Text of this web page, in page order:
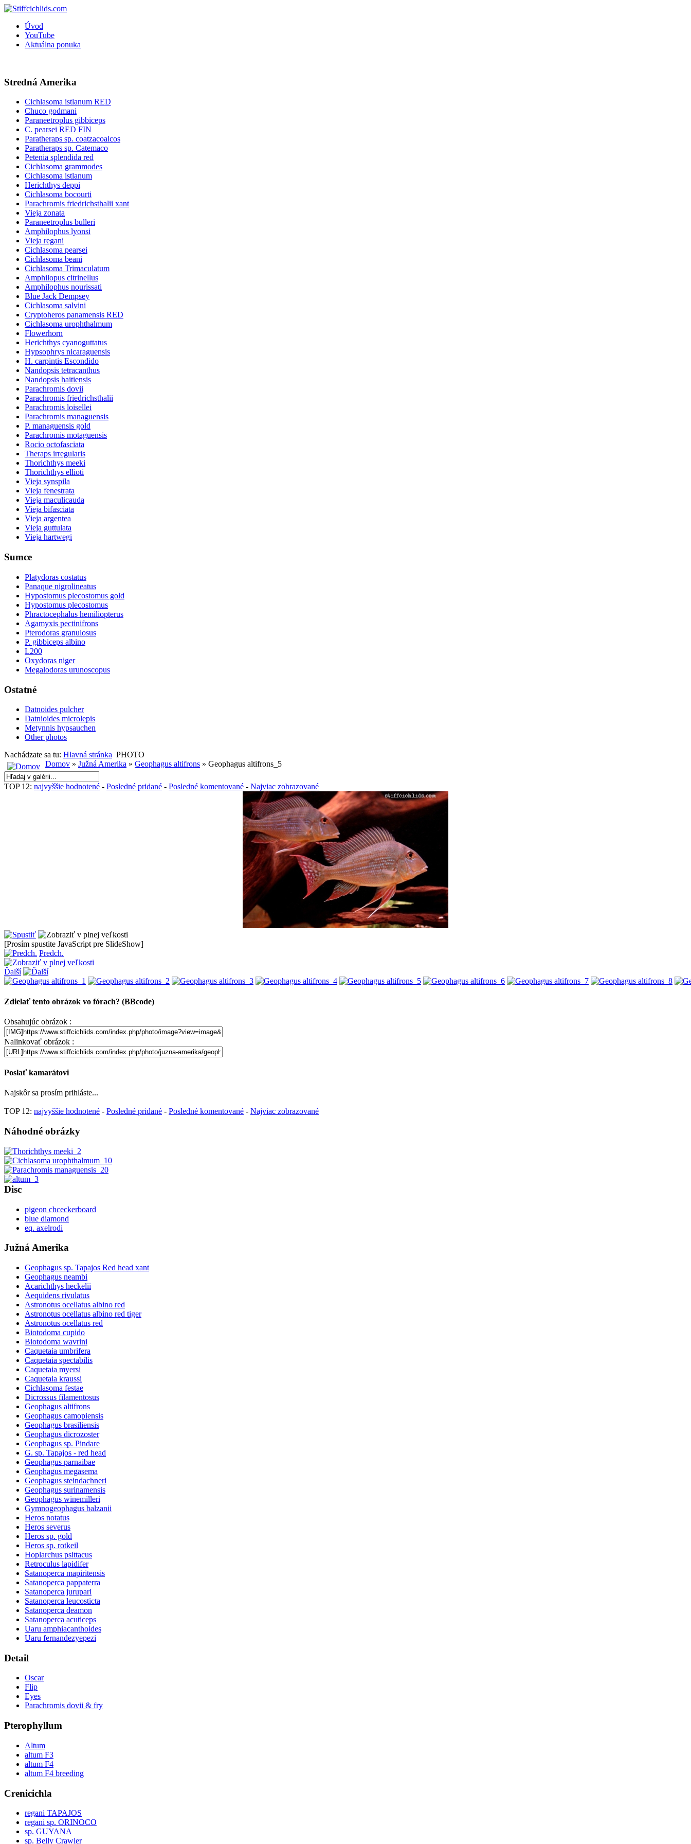
Úvod
YouTube
Aktuálna ponuka
Stredná Amerika
Cichlasoma istlanum RED
Chuco godmani
Paraneetroplus gibbiceps
C. pearsei RED FIN
Paratheraps sp. coatzacoalcos
Paratheraps sp. Catemaco
Petenia splendida red
Cichlasoma grammodes
Cichlasoma istlanum
Herichthys deppi
Cichlasoma bocourti
Parachromis friedrichsthalii xant
Vieja zonata
Paraneetroplus bulleri
Amphilophus lyonsi
Vieja regani
Cichlasoma pearsei
Cichlasoma beani
Cichlasoma Trimaculatum
Amphilopus citrinellus
Amphilophus nourissati
Blue Jack Dempsey
Cichlasoma salvini
Cryptoheros panamensis RED
Cichlasoma urophthalmum
Flowerhorn
Herichthys cyanoguttatus
Hypsophrys nicaraguensis
H. carpintis Escondido
Nandopsis tetracanthus
Nandopsis haitiensis
Parachromis dovii
Parachromis friedrichsthalii
Parachromis loisellei
Parachromis managuensis
P. managuensis gold
Parachromis motaguensis
Rocio octofasciata
Theraps irregularis
Thorichthys meeki
Thorichthys ellioti
Vieja synspila
Vieja fenestrata
Vieja maculicauda
Vieja bifasciata
Vieja argentea
Vieja guttulata
Vieja hartwegi
Sumce
Platydoras costatus
Panaque nigrolineatus
Hypostomus plecostomus gold
Hypostomus plecostomus
Phractocephalus hemiliopterus
Agamyxis pectinifrons
Pterodoras granulosus
P. gibbiceps albino
L200
Oxydoras niger
Megalodoras urunoscopus
Ostatné
Datnoides pulcher
Datnioides microlepis
Metynnis hypsauchen
Other photos
Nachádzate sa tu: Hlavná stránka PHOTO
Domov » Južná Amerika » Geophagus altifrons » Geophagus altifrons_5
TOP 12: najvyššie hodnotené - Posledné pridané - Posledné komentované - Najviac zobrazované
[Prosím spustite JavaScript pre SlideShow]
Predch.
Ďalší
Zdielať tento obrázok vo fórach? (BBcode)
Obsahujúc obrázok :
Nalinkovať obrázok :
Poslať kamarátovi
Najskôr sa prosím prihláste...
TOP 12: najvyššie hodnotené - Posledné pridané - Posledné komentované - Najviac zobrazované
Náhodné obrázky
Disc
pigeon chceckerboard
blue diamond
eq. axelrodi
Južná Amerika
Geophagus sp. Tapajos Red head xant
Geophagus neambi
Acarichthys heckelii
Aequidens rivulatus
Astronotus ocellatus albino red
Astronotus ocellatus albino red tiger
Astronotus ocellatus red
Biotodoma cupido
Biotodoma wavrini
Caquetaia umbrifera
Caquetaia spectabilis
Caquetaia myersi
Caquetaia kraussi
Cichlasoma festae
Dicrossus filamentosus
Geophagus altifrons
Geophagus camopiensis
Geophagus brasiliensis
Geophagus dicrozoster
Geophagus sp. Pindare
G. sp. Tapajos - red head
Geophagus parnaibae
Geophagus megasema
Geophagus steindachneri
Geophagus surinamensis
Geophagus winemilleri
Gymnogeophagus balzanii
Heros notatus
Heros severus
Heros sp. gold
Heros sp. rotkeil
Hoplarchus psittacus
Retroculus lapidifer
Satanoperca mapiritensis
Satanoperca pappaterra
Satanoperca jurupari
Satanoperca leucosticta
Satanoperca deamon
Satanoperca acuticeps
Uaru amphiacanthoides
Uaru fernandezyepezi
Detail
Oscar
Flip
Eyes
Parachromis dovii & fry
Pterophyllum
Altum
altum F3
altum F4
altum F4 breeding
Crenicichla
regani TAPAJOS
regani sp. ORINOCO
sp. GUYANA
sp. Belly Crawler